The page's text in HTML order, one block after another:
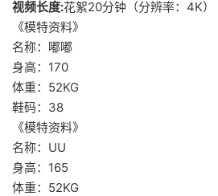
视频长度:花絮20分钟（分辨率：4K）
《模特资料》
名称：嘟嘟
身高：170
体重：52KG
鞋码：38
《模特资料》
名称：UU
身高：165
体重：52KG